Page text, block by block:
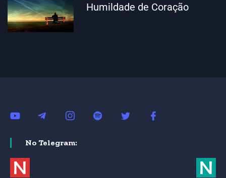
Humildade de Coração
No Telegram: